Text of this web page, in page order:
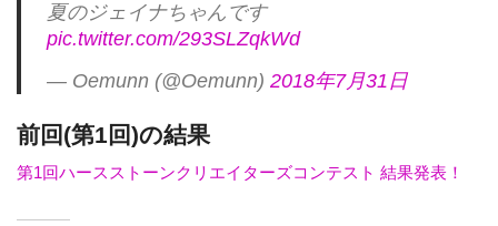
夏のジェイナちゃんです
pic.twitter.com/293SLZqkWd
— Oemunn (@Oemunn) 2018年7月31日
前回(第1回)の結果
第1回ハースストーンクリエイターズコンテスト 結果発表！